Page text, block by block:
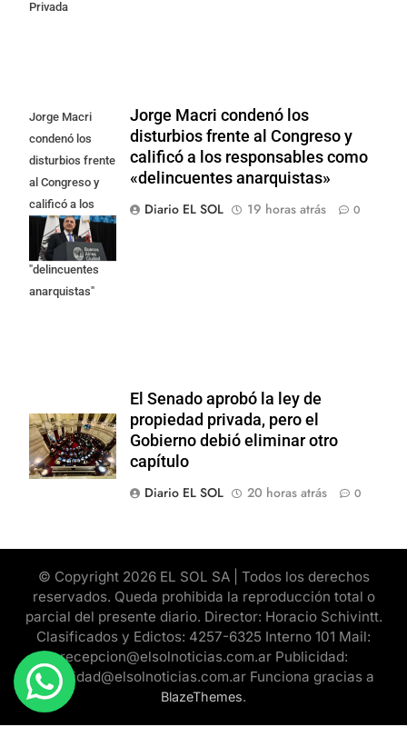
Privada
Jorge Macri
condenó los
disturbios frente
al Congreso y
calificó a los
responsables
como
"delincuentes
anarquistas"
Jorge Macri condenó los
disturbios frente al Congreso y
calificó a los responsables como
«delincuentes anarquistas»
Diario EL SOL
19 horas atrás 0
El Senado aprobó la ley de
propiedad privada, pero el
Gobierno debió eliminar otro
capítulo
Diario EL SOL
20 horas atrás 0
© Copyright 2026 EL SOL SA | Todos los derechos
reservados. Queda prohibida la reproducción total o
parcial del presente diario. Director: Horacio Schivintt.
Clasificados y Edictos: 4257-6325 Interno 101 Mail:
recepcion@elsolnoticias.com.ar Publicidad:
publicidad@elsolnoticias.com.ar Funciona gracias a
BlazeThemes.